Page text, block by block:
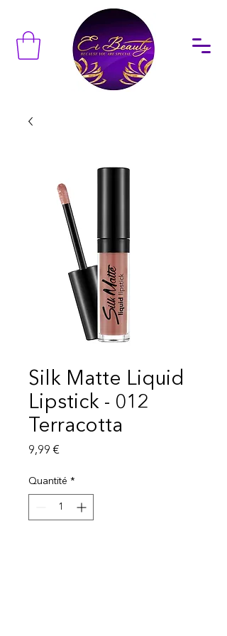
Silk Matte Liquid
Lipstick - 012
Terracotta
9,99 €Prix
Quantité *